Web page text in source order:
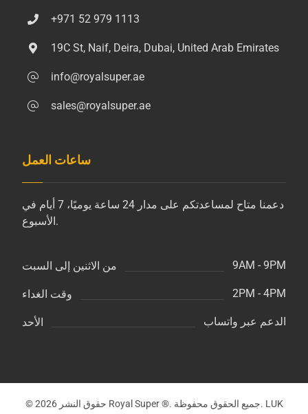
+971 52 979 1113
19C St, Naif, Deira, Dubai, United Arab Emirates
info@royalsuper.ae
sales@royalsuper.ae
ساعات العمل
دعمنا متاح لمساعدتكم على مدار 24 ساعة يوميًا، 7 أيام في
الأسبوع.
من الاثنين إلى السبت 9AM - 9PM
وقت الغداء 2PM - 4PM
الأحد الدعم عبر واتساب
© حقوق النشر 2026 Royal Super ®. جميع الحقوق محفوظة. LUK